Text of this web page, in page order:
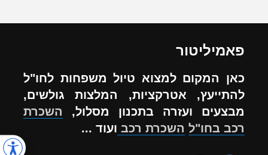
פאמיליטור
כאן המקום למצוא טיול משפחות לחו"ל
להתייעץ, אטרקציות, המלצות גולשים,
מבצעים ועזרה בתכנון מסלול, השכרת
רכב בחו"ל השכרת רכב ועוד ...